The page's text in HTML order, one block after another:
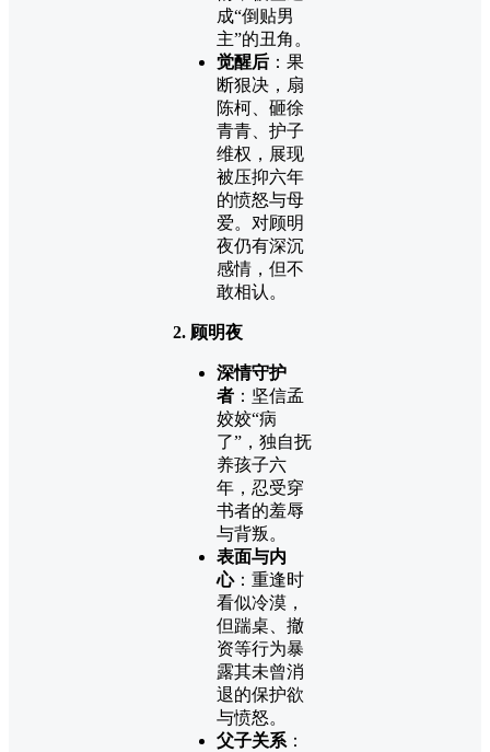
成“倒贴男
主”的丑角。
觉醒后 ：果
断狠决，扇
陈柯、砸徐
青青、护子
维权，展现
被压抑六年
的愤怒与母
爱。对顾明
夜仍有深沉
感情，但不
敢相认。
2. 顾明夜
深情守护
者 ：坚信孟
姣姣“病
了”，独自抚
养孩子六
年，忍受穿
书者的羞辱
与背叛。
表面与内
心：重逢时
看似冷漠，
但踹桌、撤
资等行为暴
露其未曾消
退的保护欲
与愤怒。
父子关系 ：